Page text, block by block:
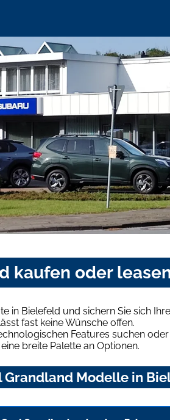
kaufen oder
in Bielefeld und sichern Sie sich
fast keine Wünsche offen.
Features suchen
breite Palette an Optionen.
Modelle in